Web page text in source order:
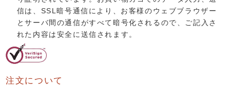
信は、SSL暗号通信により、お客様のウェブブラウザー
とサーバ間の通信がすべて暗号化されるので、ご記入さ
れた内容は安全に送信されます。
注文について